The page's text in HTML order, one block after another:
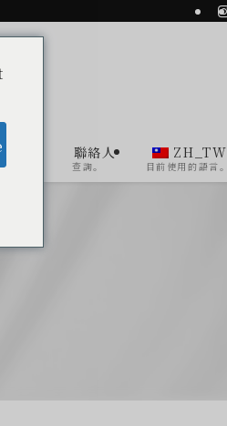
聯絡人
查詢。
ZH_TW
目前使用的語言。